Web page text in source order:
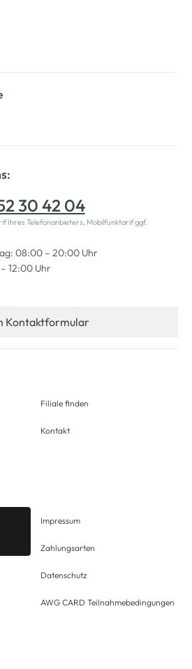
30 42 04
Ihres Telefonanbieters, Mobilfunktarif ggf.
08:00 – 20:00 Uhr
12:00 Uhr
Kontaktformular
Filiale finden
Kontakt
Impressum
Zahlungsarten
Datenschutz
AWG CARD Teilnahmebedingungen